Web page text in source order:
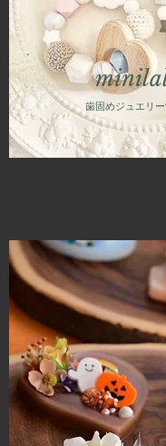
歯固めジュエリ